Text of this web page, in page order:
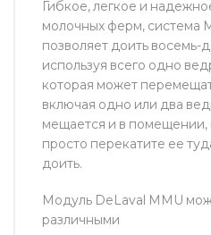
Гибкое, легкое и
молочных ферм, система
позволяет доить восемь-
используя всего одно
которая может
включая одно или два
мещается и в помещении,
просто пере­катите ее
доить.
Модуль DeLaval MMU
различными